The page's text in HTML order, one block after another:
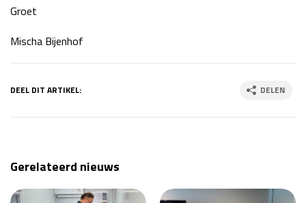
Race
zo 17:00 - 19:00
Groet
Mischa Bijenhof
DEEL DIT ARTIKEL: DELEN
Gerelateerd nieuws